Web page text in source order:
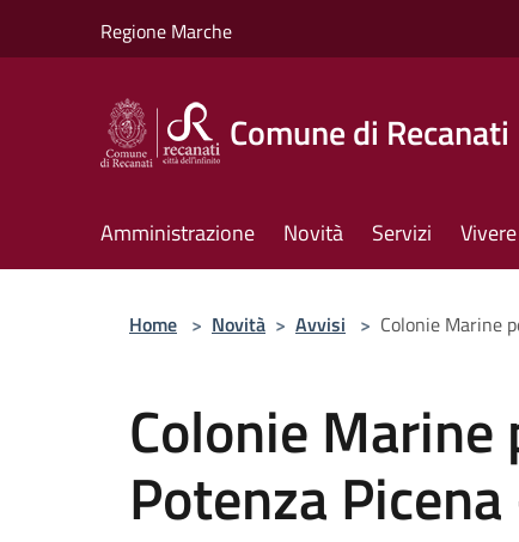
Regione Marche
Comune di Recanati
Amministrazione Novità Servizi
Home > Novità > Avvisi > Colonie Marine
Colonie Marine
Potenza